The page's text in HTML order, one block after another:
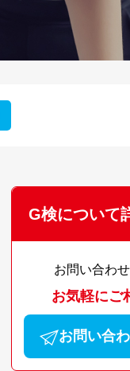
G検について
お問い合わ
お気軽にご
お問い合